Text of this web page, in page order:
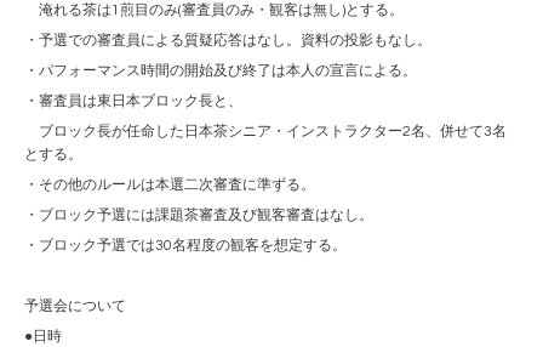
淹れる茶は1煎目のみ(審査員のみ・観客は無し)とする。
・予選での審査員による質疑応答はなし。資料の投影もなし。
・パフォーマンス時間の開始及び終了は本人の宣言による。
・審査員は東日本ブロック長と、
ブロック長が任命した日本茶シニア・インストラクター2名、併せて3名
とする。
・その他のルールは本選二次審査に準ずる。
・ブロック予選には課題茶審査及び観客審査はなし。
・ブロック予選では30名程度の観客を想定する。
予選会について
●日時